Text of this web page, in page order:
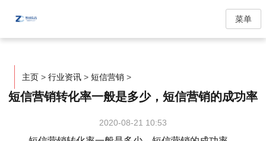
菜单
主页 > 行业资讯 > 短信营销 >
短信营销转化率一般是多少，短信营销的成功率
2020-08-21 10:53